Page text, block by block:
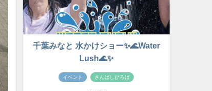
千葉みなと 水かけショー✨🌊Water
Lush🌊✨
イベント さんばしひろば